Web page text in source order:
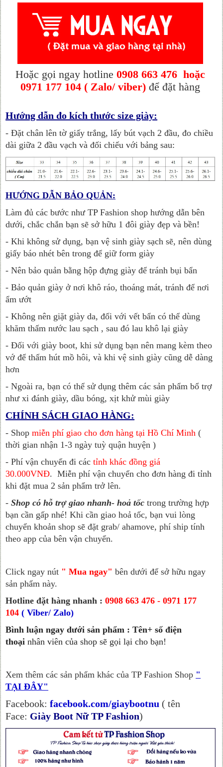
Hoặc gọi ngay hotline0908 663 476 hoặc
0971 177 104 ( Zalo/ viber) để đặt hàng
Hướng dẫn đo kích thước size giày:
- Đặt chân lên tờ giấy trắng, lấy bút vạch 2 đầu, đo chiều
dài giữa 2 đầu vạch và đối chiếu với bảng sau:
HƯỚNG DẪN BẢO QUẢN:
Làm đủ các bước như TP Fashion shop hướng dẫn bên
dưới, chắc chắn bạn sẽ sở hữu 1 đôi giày đẹp và bền!
- Khi không sử dụng, bạn vệ sinh giày sạch sẽ, nên dùng
giấy báo nhét bên trong để giữ form giày
- Nên bảo quản bằng hộp đựng giày để tránh bụi bẩn
- Bảo quản giày ở nơi khô ráo, thoáng mát, tránh để nơi
ẩm ướt
- Không nên giặt giày da, đối với vết bẩn có thể dùng
khăm thấm nước lau sạch , sau đó lau khô lại giày
- Đối với giày boot, khi sử dụng bạn nên mang kèm theo
vớ để thấm hút mồ hôi, và khi vệ sinh giày cũng dễ dàng
hơn
- Ngoài ra, bạn có thể sử dụng thêm các sản phẩm bổ trợ
như xi đánh giày, dầu bóng, xịt khử mùi giày
CHÍNH SÁCH GIAO HÀNG:
- Shopmiễn phí giao cho đơn hàng tại Hồ Chí Minh (
thời gian nhận 1-3 ngày tuỳ quận huyện )
- Phí vận chuyển đi cáctỉnh khác đồng giá
30.000VNĐ. Miễn phí vận chuyển cho đơn hàng đi tỉnh
khi đặt mua 2 sản phẩm trở lên.
-Shop có hỗ trợ giao nhanh- hoả tốc trong trường hợp
bạn cần gấp nhé! Khi cần giao hoả tốc, bạn vui lòng
chuyển khoản shop sẽ đặt grab/ ahamove, phí ship tính
theo app của bên vận chuyển.
Click ngay nút " Mua ngay"bên dưới để sở hữu ngay
sản phẩm này.
Hotline đặt hàng nhanh :0908 663 476 - 0971 177
104 ( Viber/ Zalo)
Bình luận ngay dưới sản phẩm : Tên+ số điện
thoại nhân viên của shop sẽ gọi lại cho bạn!
Xem thêm các sản phẩm khác của TP Fashion Shop "
TẠI ĐÂY"
Facebook:facebook.com/giaybootnu ( tên
Face: Giày Boot Nữ TP Fashion)